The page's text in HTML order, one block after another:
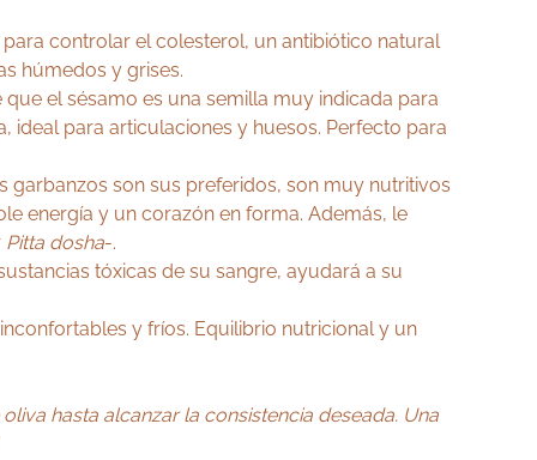
controlar el colesterol, un antibiótico natural
húmedos y grises.
el sésamo es una semilla muy indicada para
ideal para articulaciones y huesos. Perfecto para
garbanzos son sus preferidos, son muy nutritivos
energía y un corazón en forma. Además, le
Pitta dosha-.
tóxicas de su sangre, ayudará a su
y fríos. Equilibrio nutricional y un
hasta alcanzar la consistencia deseada. Una